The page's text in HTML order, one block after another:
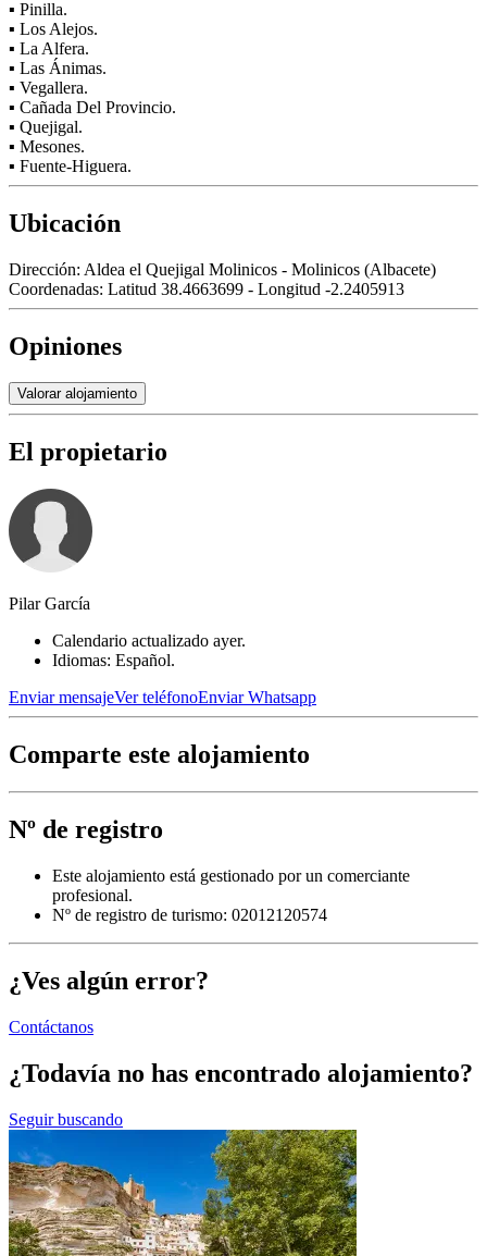
▪ Pinilla.
▪ Los Alejos.
▪ La Alfera.
▪ Las Ánimas.
▪ Vegallera.
▪ Cañada Del Provincio.
▪ Quejigal.
▪ Mesones.
▪ Fuente-Higuera.
Ubicación
Dirección: Aldea el Quejigal Molinicos - Molinicos (Albacete)
Coordenadas: Latitud 38.4663699 - Longitud -2.2405913
Opiniones
Valorar alojamiento
El propietario
Pilar García
Calendario actualizado ayer.
Idiomas: Español.
Enviar mensajeVer teléfonoEnviar Whatsapp
Comparte este alojamiento
Nº de registro
Este alojamiento está gestionado por un comerciante
profesional.
Nº de registro de turismo: 02012120574
¿Ves algún error?
Contáctanos
¿Todavía no has encontrado alojamiento?
Seguir buscando